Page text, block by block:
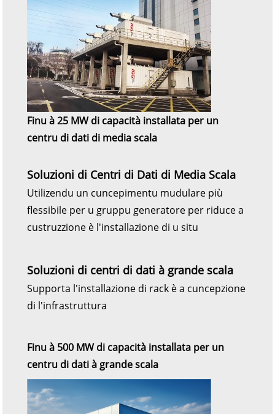
Finu à 25 MW di capacità installata per un
centru di dati di media scala
Soluzioni di Centri di Dati di Media Scala
Utilizendu un cuncepimentu mudulare più
flessibile per u gruppu generatore per riduce a
custruzzione è l'installazione di u situ
Soluzioni di centri di dati à grande scala
Supporta l'installazione di rack è a cuncepzione
di l'infrastruttura
Finu à 500 MW di capacità installata per un
centru di dati à grande scala